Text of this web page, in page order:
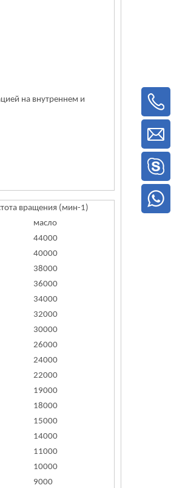
на внутреннем и
вращения (мин-1)
масло
44000
40000
38000
36000
34000
32000
30000
26000
24000
22000
19000
18000
15000
14000
11000
10000
9000